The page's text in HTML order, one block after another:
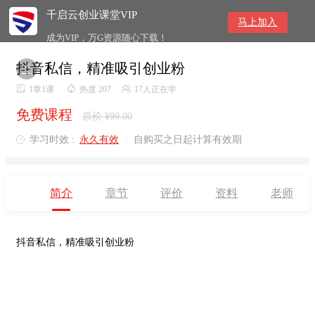
千启云创业课堂VIP
成为VIP，万G资源随心下载！
马上加入

抖音私信，精准吸引创业粉
 1章1课  热度 207  17人正在学
免费课程 原价 ¥99.00
 学习时效 : 永久有效 自购买之日起计算有效期
简介 章节 评价 资料 老师
抖音私信，精准吸引创业粉